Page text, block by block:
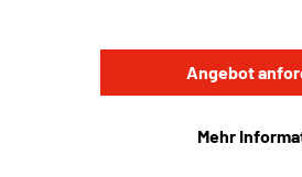
Angebot
Mehr